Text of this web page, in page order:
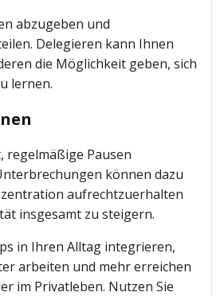
abzugeben und
Delegieren kann Ihnen
die Möglichkeit geben, sich
lernen.
regelmäßige Pausen
können dazu
aufrechtzuerhalten
insgesamt zu steigern.
in Ihren Alltag integrieren,
arbeiten und mehr erreichen
im Privatleben. Nutzen Sie